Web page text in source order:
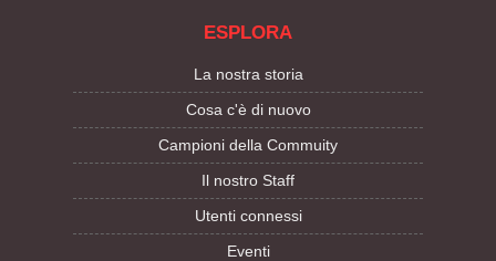
ESPLORA
La nostra storia
Cosa c'è di nuovo
Campioni della Commuity
Il nostro Staff
Utenti connessi
Eventi